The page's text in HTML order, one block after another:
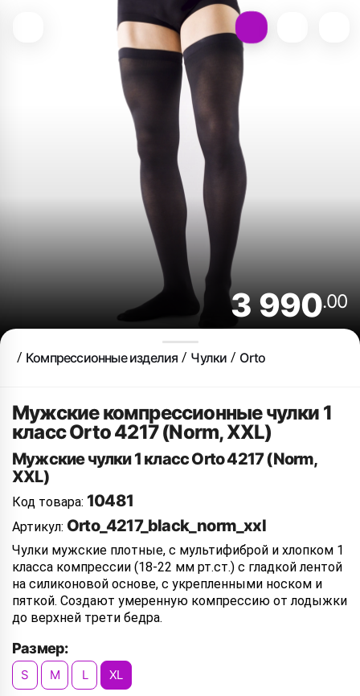
3 990.00
Компрессионные изделия Чулки Orto
Мужские компрессионные чулки 1
класс Orto 4217 (Norm, XXL)
Мужские чулки 1 класс Orto 4217 (Norm,
XXL)
Код товара: 10481
Артикул: Orto_4217_black_norm_xxl
Чулки мужские плотные, с мультифиброй и хлопком 1
класса компрессии (18-22 мм рт.ст.) с гладкой лентой
на силиконовой основе, с укрепленными носком и
пяткой. Создают умеренную компрессию от лодыжки
до верхней трети бедра.
Размер:
S M L XL